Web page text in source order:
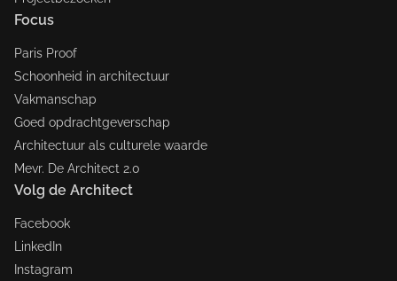
Focus
Paris Proof
Schoonheid in architectuur
Vakmanschap
Goed opdrachtgeverschap
Architectuur als culturele waarde
Mevr. De Architect 2.0
Volg de Architect
Facebook
LinkedIn
Instagram